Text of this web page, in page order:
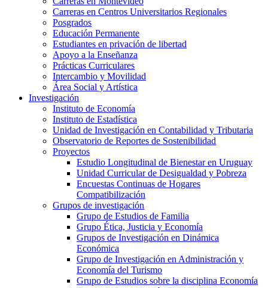
Carreras en Centros Universitarios Regionales
Posgrados
Educación Permanente
Estudiantes en privación de libertad
Apoyo a la Enseñanza
Prácticas Curriculares
Intercambio y Movilidad
Área Social y Artística
Investigación
Instituto de Economía
Instituto de Estadística
Unidad de Investigación en Contabilidad y Tributaria
Observatorio de Reportes de Sostenibilidad
Proyectos
Estudio Longitudinal de Bienestar en Uruguay
Unidad Curricular de Desigualdad y Pobreza
Encuestas Continuas de Hogares
Compatibilización
Grupos de investigación
Grupo de Estudios de Familia
Grupo Ética, Justicia y Economía
Grupos de Investigación en Dinámica
Económica
Grupo de Investigación en Administración y
Economía del Turismo
Grupo de Estudios sobre la disciplina Economía